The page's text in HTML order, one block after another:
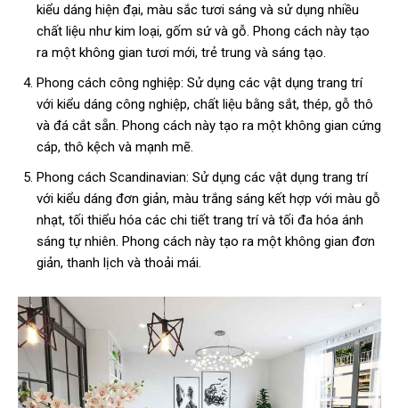
kiểu dáng hiện đại, màu sắc tươi sáng và sử dụng nhiều
chất liệu như kim loại, gốm sứ và gỗ. Phong cách này tạo
ra một không gian tươi mới, trẻ trung và sáng tạo.
Phong cách công nghiệp: Sử dụng các vật dụng trang trí
với kiểu dáng công nghiệp, chất liệu bằng sắt, thép, gỗ thô
và đá cắt sẵn. Phong cách này tạo ra một không gian cứng
cáp, thô kệch và mạnh mẽ.
Phong cách Scandinavian: Sử dụng các vật dụng trang trí
với kiểu dáng đơn giản, màu trắng sáng kết hợp với màu gỗ
nhạt, tối thiểu hóa các chi tiết trang trí và tối đa hóa ánh
sáng tự nhiên. Phong cách này tạo ra một không gian đơn
giản, thanh lịch và thoải mái.